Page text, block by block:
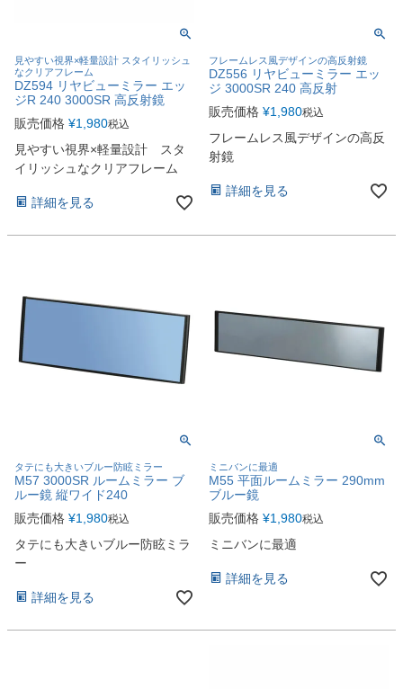
見やすい視界×軽量設計 スタイリッシュ
なクリアフレーム
DZ594 リヤビューミラー エッ
ジR 240 3000SR 高反射鏡
販売価格 ¥1,980税込
見やすい視界×軽量設計 スタ
イリッシュなクリアフレーム
詳細を見る
フレームレス風デザインの高反射鏡
DZ556 リヤビューミラー エッ
ジ 3000SR 240 高反射
販売価格 ¥1,980税込
フレームレス風デザインの高反
射鏡
詳細を見る
タテにも大きいブルー防眩ミラー
M57 3000SR ルームミラー ブ
ルー鏡 縦ワイド240
販売価格 ¥1,980税込
タテにも大きいブルー防眩ミラ
ー
詳細を見る
ミニバンに最適
M55 平面ルームミラー 290mm
ブルー鏡
販売価格 ¥1,980税込
ミニバンに最適
詳細を見る